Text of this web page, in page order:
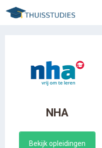
Spring
naar
NHA
Bekijk opleidingen